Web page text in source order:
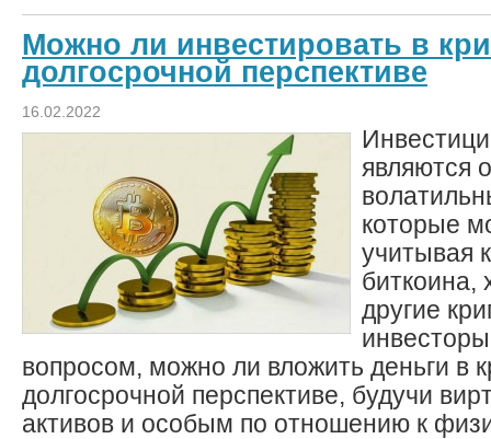
Можно ли инвестировать в
долгосрочной перспективе
16.02.2022
являются
которые
учитывая
биткоина,
другие
вопросом, можно ли вложить деньги в
долгосрочной перспективе, будучи
активов и особым по отношению к